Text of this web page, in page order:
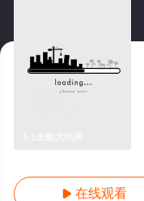
 在线观看